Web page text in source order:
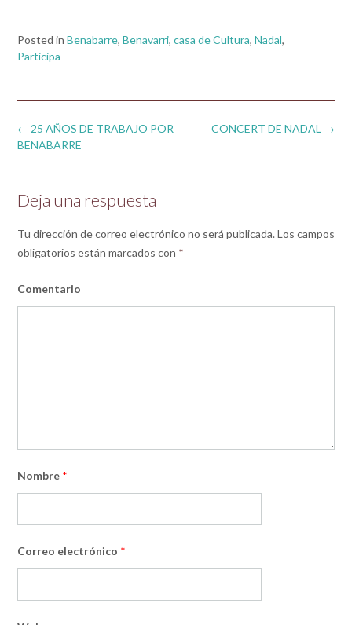
Posted in Benabarre, Benavarri, casa de Cultura, Nadal,
Participa
Post
navigation
CONCERT DE NADAL →
← 25 AÑOS DE TRABAJO POR
BENABARRE
Deja una respuesta
Tu dirección de correo electrónico no será publicada. Los campos
obligatorios están marcados con *
Comentario
Nombre *
Correo electrónico *